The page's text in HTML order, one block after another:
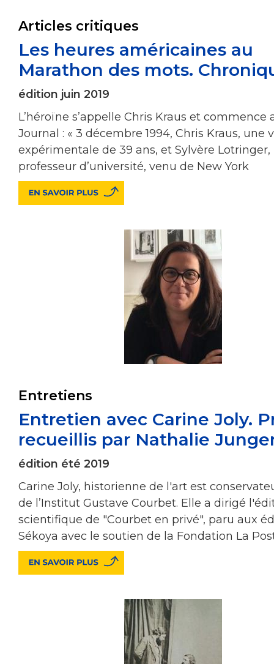
Articles critiques
Les heures américaines au
Marathon des mots.
édition juin 2019
L’héroïne s’appelle Chris Kraus et commence
Journal : « 3 décembre 1994, Chris Kraus, une
expérimentale de 39 ans, et Sylvère Lotringer,
professeur d’université, venu de New York
Entretiens
Entretien avec Carine Joly.
recueillis par Nathalie
édition été 2019
Carine Joly, historienne de l'art est
de l’Institut Gustave Courbet. Elle a dirigé
scientifique de "Courbet en privé", paru aux
Sékoya avec le soutien de la Fondation La